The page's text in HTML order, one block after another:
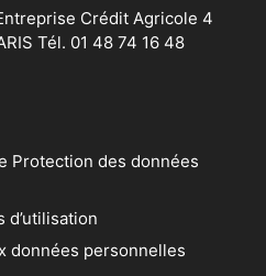
Crédit Agricole 4
Tél. 01 48 74 16 48
Protection des données
d’utilisation
données personnelles